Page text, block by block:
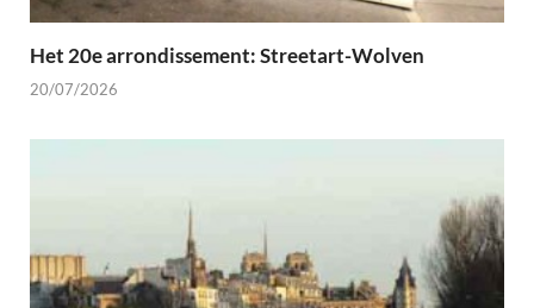
Het 20e arrondissement: Streetart-Wolven
20/07/2026